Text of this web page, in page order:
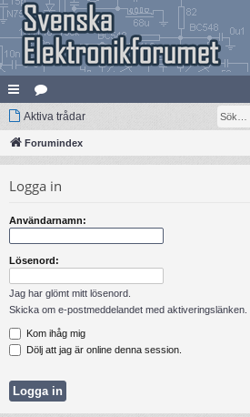
na
bb
ar
at
eg
er
Aktiva trådar
Forumindex
Logga in
Användarnamn:
Lösenord:
Jag har glömt mitt lösenord.
Skicka om e-postmeddelandet med aktiveringslänken.
Kom ihåg mig
Dölj att jag är online denna session.